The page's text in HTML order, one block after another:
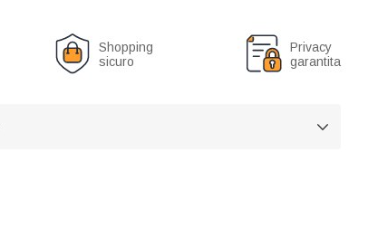
Shopping
sicuro
Privacy
garantita
